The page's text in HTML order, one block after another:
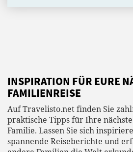
INSPIRATION FÜR EURE
FAMILIENREISE
Auf Travelisto.net finden Sie
praktische Tipps für Ihre
Familie. Lassen Sie sich
spannende Reiseberichte und